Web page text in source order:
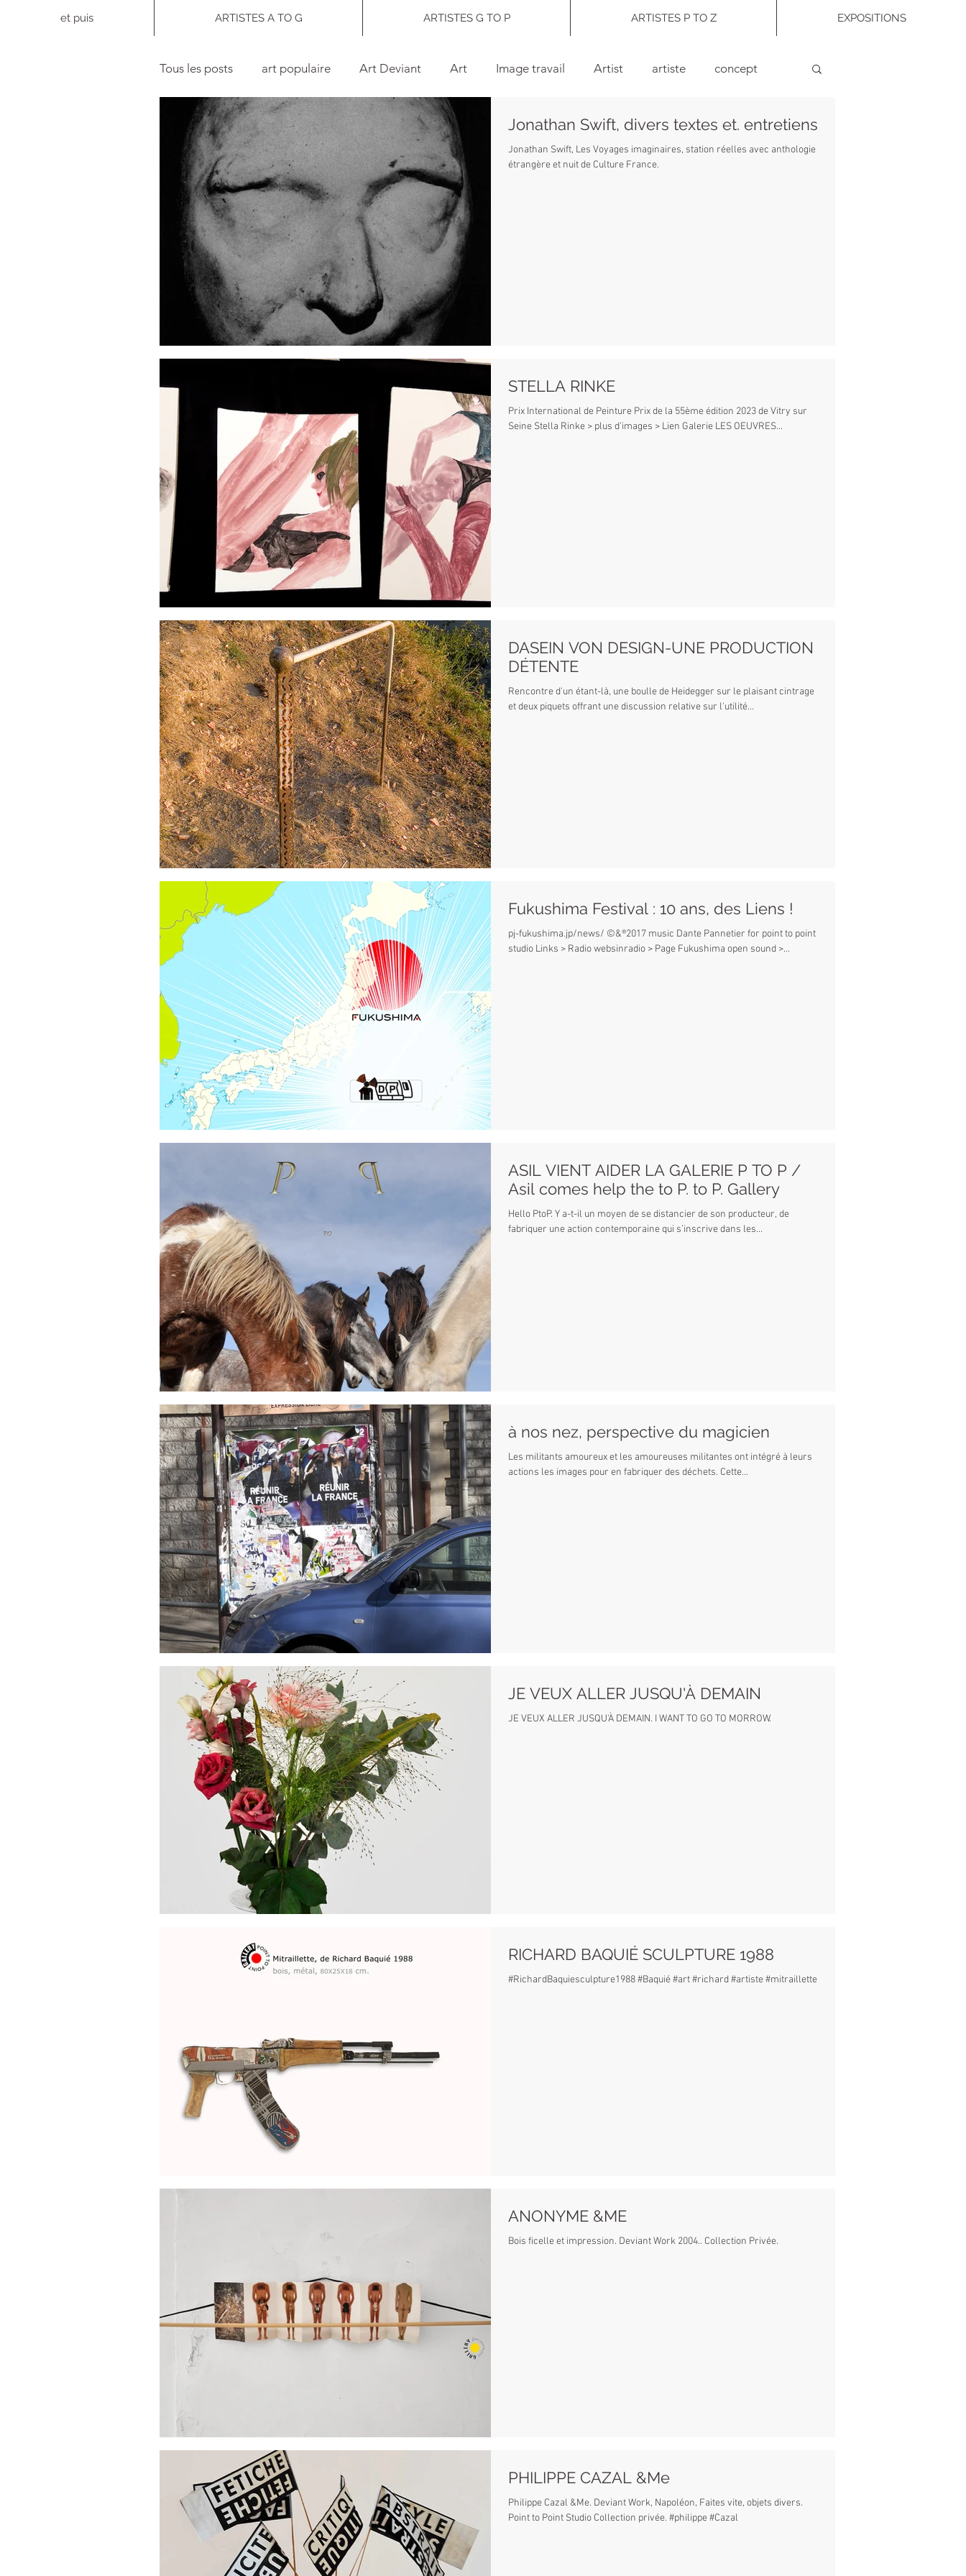
et puis ARTISTES A TO G ARTISTES G TO P ARTISTES P TO Z EXPOSITIONS
Tous les posts art populaire Art Deviant Art Image travail Artist artiste concept
photographie collection Exposition Musique Claude Viallat avenir voir-art livres
Politique
Jonathan Swift, divers textes et. entretiens
Jonathan Swift, Les Voyages imaginaires, station réelles avec anthologie
étrangère et nuit de Culture France.
STELLA RINKE
Prix International de Peinture Prix de la 55ème édition 2023 de Vitry sur
Seine Stella Rinke > plus d'images > Lien Galerie LES OEUVRES...
DASEIN VON DESIGN-UNE PRODUCTION
DÉTENTE
Rencontre d'un étant-là, une boulle de Heidegger sur le plaisant cintrage
et deux piquets offrant une discussion relative sur l'utilité...
Fukushima Festival : 10 ans, des Liens !
pj-fukushima.jp/news/ ©&®2017 music Dante Pannetier for point to point
studio Links > Radio websinradio > Page Fukushima open sound >...
ASIL VIENT AIDER LA GALERIE P TO P /
Asil comes help the to P. to P. Gallery
Hello PtoP. Y a-t-il un moyen de se distancier de son producteur, de
fabriquer une action contemporaine qui s’inscrive dans les...
à nos nez, perspective du magicien
Les militants amoureux et les amoureuses militantes ont intégré à leurs
actions les images pour en fabriquer des déchets. Cette...
JE VEUX ALLER JUSQU'À DEMAIN
JE VEUX ALLER JUSQU'À DEMAIN. I WANT TO GO TO MORROW.
RICHARD BAQUIÉ SCULPTURE 1988
#RichardBaquiesculpture1988 #Baquié #art #richard #artiste #mitraillette
ANONYME &ME
Bois ficelle et impression. Deviant Work 2004.. Collection Privée.
PHILIPPE CAZAL &Me
Philippe Cazal &Me. Deviant Work, Napoléon, Faites vite, objets divers.
Point to Point Studio Collection privée. #philippe #Cazal